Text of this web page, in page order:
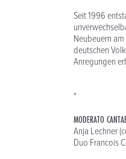
Seit 1996
Neubeuern
deutschen
Anregungen
*
MODERATO
Anja Lechner
Duo Francois